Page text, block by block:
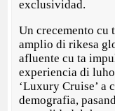
exclusividad.
Un crecemento cu
amplio di rikesa
afluente cu ta
experiencia di
‘Luxury Cruise’ a
demografia,